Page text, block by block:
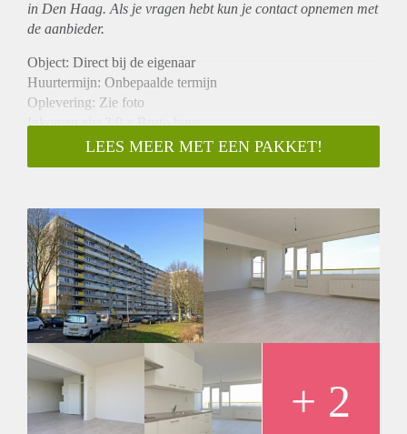
in Den Haag. Als je vragen hebt kun je contact opnemen met
de aanbieder.
Object: Direct bij de eigenaar
Huurtermijn: Onbepaalde termijn
Oplevering: Zie foto
Inkomen eis: 3,0 x Bruto huur
Garantiestelling mogelijk: Ja
Borg: 1 Maand
Huisdieren toegestaan: Afhankelijk van de Eigenaar
Huurtoeslag grens: Nee
Geschikt voor studenten: Afhankelijk van de Eigenaar
LEES MEER MET EEN PAKKET!
+ 2